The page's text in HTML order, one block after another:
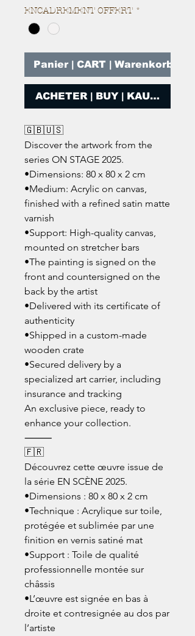
ENCADREMENT OFFERT *
Panier | CART | Warenkorb
ACHETER | BUY | KAUFEN
🇬🇧🇺🇸
Discover the artwork from the
series ON STAGE 2025.
•Dimensions: 80 x 80 x 2 cm
•Medium: Acrylic on canvas,
finished with a refined satin matte
varnish
•Support: High-quality canvas,
mounted on stretcher bars
•The painting is signed on the
front and countersigned on the
back by the artist
•Delivered with its certificate of
authenticity
•Shipped in a custom-made
wooden crate
•Secured delivery by a
specialized art carrier, including
insurance and tracking
An exclusive piece, ready to
enhance your collection.
⸻
🇫🇷
Découvrez cette œuvre issue de
la série EN SCÈNE 2025.
•Dimensions : 80 x 80 x 2 cm
•Technique : Acrylique sur toile,
protégée et sublimée par une
finition en vernis satiné mat
•Support : Toile de qualité
professionnelle montée sur
châssis
•L’œuvre est signée en bas à
droite et contresignée au dos par
l’artiste